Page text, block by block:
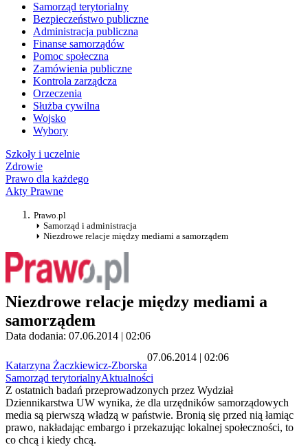
Samorząd terytorialny
Bezpieczeństwo publiczne
Administracja publiczna
Finanse samorządów
Pomoc społeczna
Zamówienia publiczne
Kontrola zarządcza
Orzeczenia
Służba cywilna
Wojsko
Wybory
Szkoły i uczelnie
Zdrowie
Prawo dla każdego
Akty Prawne
Prawo.pl
Samorząd i administracja
Niezdrowe relacje między mediami a samorządem
Niezdrowe relacje między mediami a
samorządem
Data dodania: 07.06.2014 | 02:06
Katarzyna Żaczkiewicz-Zborska
07.06.2014 | 02:06
Samorząd terytorialnyAktualności
Z ostatnich badań przeprowadzonych przez Wydział
Dziennikarstwa UW wynika, że dla urzędników samorządowych
media są pierwszą władzą w państwie. Bronią się przed nią łamiąc
prawo, nakładając embargo i przekazując lokalnej społeczności, to
co chcą i kiedy chcą.